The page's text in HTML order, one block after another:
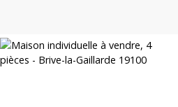
Mes favoris Espace vendeur